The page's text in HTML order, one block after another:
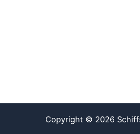
Copyright © 2026